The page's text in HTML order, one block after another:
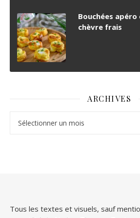
Bouchées
chèvre frais
ARCHIVES
Tous les textes et visuels, sauf